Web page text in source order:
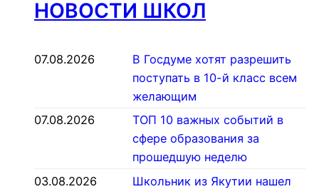
НОВОСТИ ШКОЛ
07.08.2026
В Госдуме хотят разрешить
поступать в 10-й класс всем
желающим
07.08.2026
ТОП 10 важных событий в
сфере образования за
прошедшую неделю
03.08.2026
Школьник из Якутии нашел